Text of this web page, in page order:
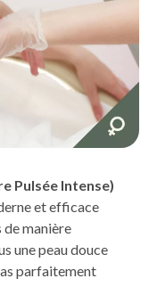
Pulsée Intense)
et efficace
manière
une peau douce
parfaitement